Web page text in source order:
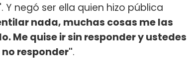
negó ser ella quien hizo pública
nada, muchas cosas me las
Me quise ir sin responder y ustedes
responder".